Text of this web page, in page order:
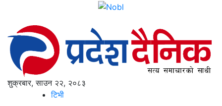
शुक्रबार, साउन २२, २०८३
टिभी